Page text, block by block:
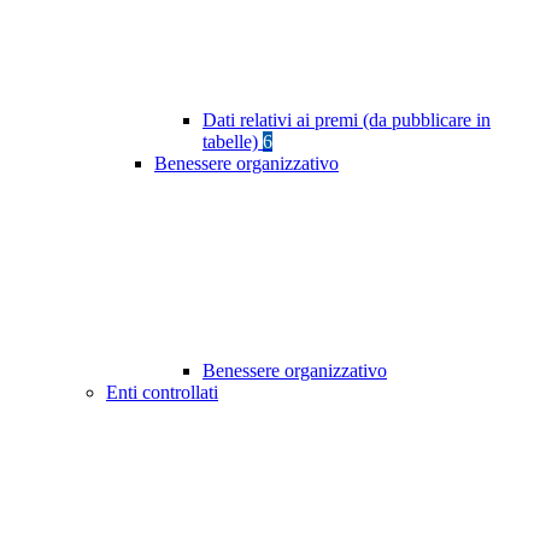
Dati relativi ai premi (da pubblicare in
tabelle) 6
Benessere organizzativo
Benessere organizzativo
Enti controllati